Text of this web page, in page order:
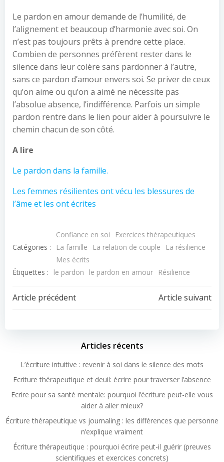
Le pardon en amour demande de l’humilité, de
l’alignement et beaucoup d’harmonie avec soi. On
n’est pas toujours prêts à prendre cette place.
Combien de personnes préfèrent rester dans le
silence dans leur colère sans pardonner à l’autre,
sans ce pardon d’amour envers soi. Se priver de ceux
qu’on aime ou qu’on a aimé ne nécessite pas
l’absolue absence, l’indifférence. Parfois un simple
pardon rentre dans le lien pour aider à poursuivre le
chemin chacun de son côté.
A lire
Le pardon dans la famille.
Les femmes résilientes ont vécu les blessures de
l’âme et les ont écrites
Catégories :
Confiance en soi
Exercices thérapeutiques
La famille
La relation de couple
La résilience
Mes écrits
Étiquettes :
le pardon le pardon en amour Résilience
Article précédent Article suivant
Articles récents
L’écriture intuitive : revenir à soi dans le silence des mots
Ecriture thérapeutique et deuil: écrire pour traverser l’absence
Ecrire pour sa santé mentale: pourquoi l’écriture peut-elle vous
aider à aller mieux?
Écriture thérapeutique vs journaling : les différences que personne
n’explique vraiment
Écriture thérapeutique : pourquoi écrire peut-il guérir (preuves
scientifiques et exercices concrets)